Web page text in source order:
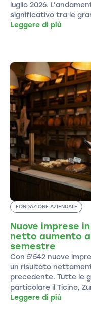
luglio 2026.
significativo tra le
Leggere di più
FONDAZIONE AZIENDALE
Nuove imprese
netto aumento
semestre
Con 5'542 nuove
un risultato
precedente. Tutte le
particolare il Ticino,
Leggere di più